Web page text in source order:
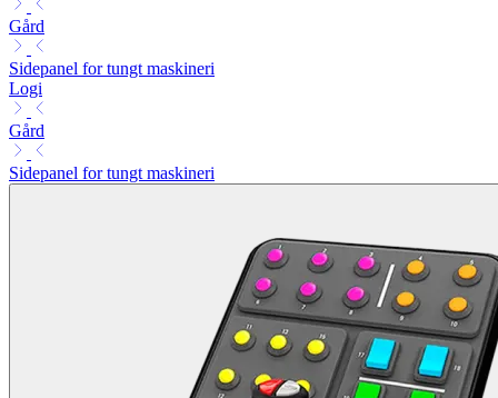
Gård
Sidepanel for tungt maskineri
Logi
Gård
Sidepanel for tungt maskineri